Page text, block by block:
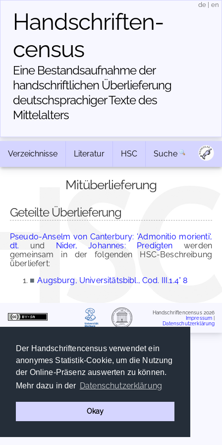
Der Handschriftencensus verwendet ein
anonymes Statistik-Cookie, um die Nutzung
der Online-Präsenz auswerten zu können.
Mehr dazu in der Datenschutzerklärung
Okay
Handschriften­
census
Eine Bestandsaufnahme der
handschriftlichen Über­lieferung
deutschsprachiger Texte des
Mittelalters
de en
Verzeichnisse Literatur HSC Suche
Mitüberlieferung
Geteilte Überlieferung
Pseudo-Anselm von Canterbury: 'Admonitio morienti',
dt. und Nider, Johannes: Predigten werden
gemeinsam in der folgenden HSC-Beschreibung
überliefert:
■ Augsburg, Universitätsbibl., Cod. III.1.4° 8
Handschriftencensus 2026
Impressum
Datenschutzerklärung